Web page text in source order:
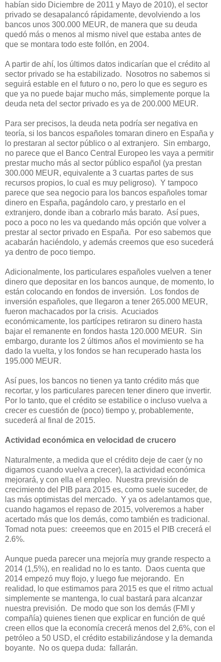
habían sido Diciembre de 2011 y Mayo de 2010), el sector
privado se desapalancó rápidamente, devolviendo a los
bancos unos 300.000 MEUR, de manera que su deuda
quedó más o menos al mismo nivel que estaba antes de
que se montara todo este follón, en 2004.
A partir de ahí, los últimos datos indicarían que el crédito al
sector privado se ha estabilizado. Nosotros no sabemos si
seguirá estable en el futuro o no, pero lo que es seguro es
que ya no puede bajar mucho más, simplemente porque la
deuda neta del sector privado es ya de 200.000 MEUR.
Para ser precisos, la deuda neta podría ser negativa en
teoría, si los bancos españoles tomaran dinero en España y
lo prestaran al sector público o al extranjero. Sin embargo,
no parece que el Banco Central Europeo les vaya a permitir
prestar mucho más al sector público español (ya prestan
300.000 MEUR, equivalente a 3 cuartas partes de sus
recursos propios, lo cual es muy peligroso). Y tampoco
parece que sea negocio para los bancos españoles tomar
dinero en España, pagándolo caro, y prestarlo en el
extranjero, donde iban a cobrarlo más barato. Así pues,
poco a poco no les va quedando más opción que volver a
prestar al sector privado en España. Por eso sabemos que
acabarán haciéndolo, y además creemos que eso sucederá
ya dentro de poco tiempo.
Adicionalmente, los particulares españoles vuelven a tener
dinero que depositar en los bancos aunque, de momento, lo
están colocando en fondos de inversión. Los fondos de
inversión españoles, que llegaron a tener 265.000 MEUR,
fueron machacados por la crisis. Acuciados
económicamente, los partícipes retiraron su dinero hasta
bajar el remanente en fondos hasta 120.000 MEUR. Sin
embargo, durante los 2 últimos años el movimiento se ha
dado la vuelta, y los fondos se han recuperado hasta los
195.000 MEUR.
Así pues, los bancos no tienen ya tanto crédito más que
recortar, y los particulares parecen tener dinero que invertir.
Por lo tanto, que el crédito se estabilice o incluso vuelva a
crecer es cuestión de (poco) tiempo y, probablemente,
sucederá al final de 2015.
Actividad económica en velocidad de crucero
Naturalmente, a medida que el crédito deje de caer (y no
digamos cuando vuelva a crecer), la actividad económica
mejorará, y con ella el empleo. Nuestra previsión de
crecimiento del PIB para 2015 es, como suele suceder, de
las más optimistas del mercado. Y ya os adelantamos que,
cuando hagamos el repaso de 2015, volveremos a haber
acertado más que los demás, como también es tradicional.
Tomad nota pues: creeemos que en 2015 el PIB crecerá el
2.6%.
Aunque pueda parecer una mejoría muy grande respecto a
2014 (1,5%), en realidad no lo es tanto. Daos cuenta que
2014 empezó muy flojo, y luego fue mejorando. En
realidad, lo que estimamos para 2015 es que el ritmo actual
simplemente se mantenga, lo cual bastará para alcanzar
nuestra previsión. De modo que son los demás (FMI y
compañía) quienes tienen que explicar en función de qué
creen ellos que la economía crecerá menos del 2,6%, con el
petróleo a 50 USD, el crédito estabilizándose y la demanda
boyante. No os quepa duda: fallarán.